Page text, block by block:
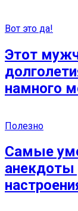
Вот это да!
Этот
намного
Полезно
Самые
анекдоты